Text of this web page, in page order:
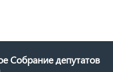
Собрание депутатов